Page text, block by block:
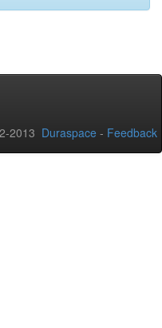
2013 Duraspace - Feedback